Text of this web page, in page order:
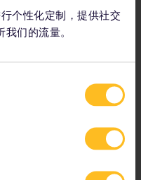
个性化定制，提供社交
们的流量。